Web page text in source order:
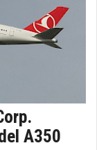
A350